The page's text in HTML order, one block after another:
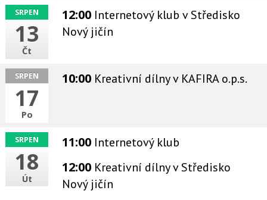
SRPEN
13
Čt
12:00 Internetový klub v Středisko
Nový jičín
SRPEN
17
Po
10:00 Kreativní dílnyv KAFIRA o.p.s.
SRPEN
18
Út
11:00 Internetový klub
12:00 Kreativní dílnyv Středisko
Nový jičín